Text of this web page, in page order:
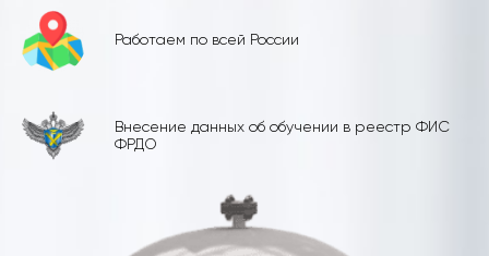
Работаем по всей России
Внесение данных об обучении в реестр ФИС
ФРДО